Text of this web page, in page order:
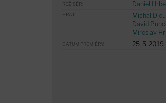
REŽISÉR: Daniel
HRAJÍ: Michal
David
Miroslav
DATUM PREMIÉRY: 25. 5. 2019